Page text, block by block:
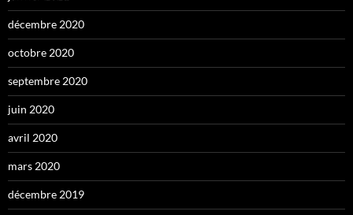
décembre 2020
octobre 2020
septembre 2020
juin 2020
avril 2020
mars 2020
décembre 2019